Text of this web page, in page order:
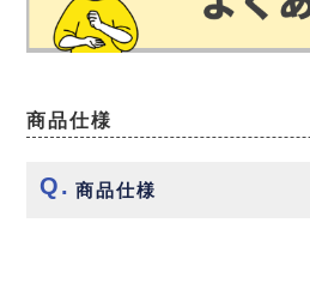
商品仕様
商品仕様